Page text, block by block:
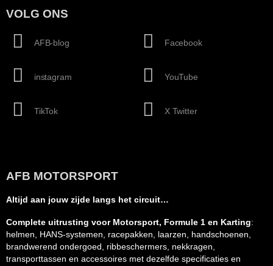
VOLG ONS
AFB-blog
instagram
TikTok
Facebook
YouTube
X Twitter
AFB MOTORSPORT
Altijd aan jouw zijde langs het circuit…
Complete uitrusting voor Motorsport, Formule 1 en Karting:
helmen, HANS-systemen, racepakken, laarzen, handschoenen,
brandwerend ondergoed, ribbeschermers, nekkragen,
transporttassen en accessoires met dezelfde specificaties en